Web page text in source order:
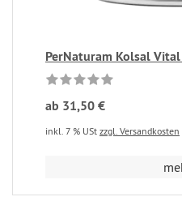
PerNaturam Kolsal
ab 31,50 €
inkl. 7 % USt zzgl. Versandkosten